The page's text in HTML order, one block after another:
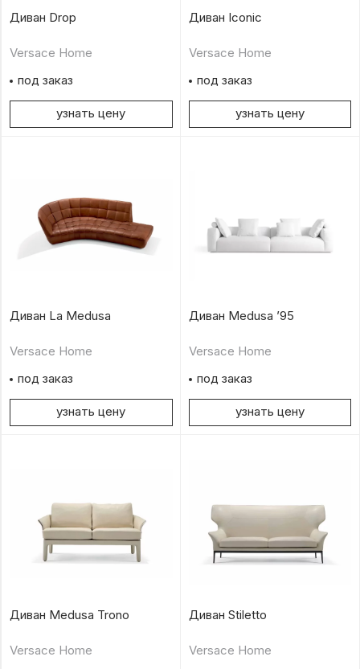
Диван Drop
Versace Home
под заказ
узнать цену
Диван Iconic
Versace Home
под заказ
узнать цену
Диван La Medusa
Versace Home
под заказ
узнать цену
Диван Medusa ’95
Versace Home
под заказ
узнать цену
Диван Medusa Trono
Versace Home
Диван Stiletto
Versace Home